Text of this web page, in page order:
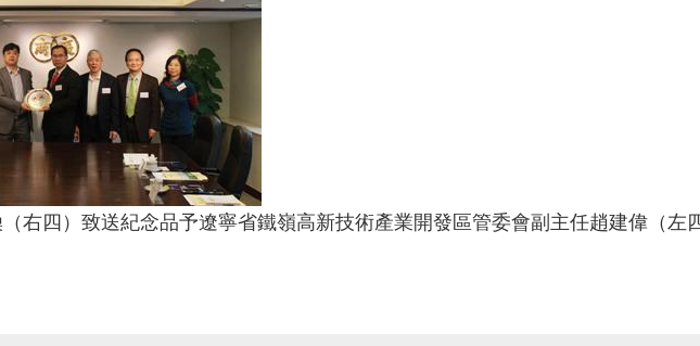
右四）致送紀念品予遼寧省鐵嶺高新技術產業開發區管委會副主任趙建偉（左四